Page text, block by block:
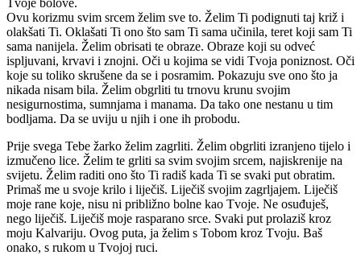
Ovu korizmu svim srcem želim sve to. Želim Ti podignuti taj križ i
olakšati Ti. Oklašati Ti ono što sam Ti sama učinila, teret koji sam Ti
sama nanijela. Želim obrisati te obraze. Obraze koji su odveć
ispljuvani, krvavi i znojni. Oči u kojima se vidi Tvoja poniznost. Oči
koje su toliko skrušene da se i posramim. Pokazuju sve ono što ja
nikada nisam bila. Želim obgrliti tu trnovu krunu svojim
nesigurnostima, sumnjama i manama. Da tako one nestanu u tim
bodljama. Da se uviju u njih i one ih probodu.
Prije svega Tebe žarko želim zagrliti. Želim obgrliti izranjeno tijelo i
izmučeno lice. Želim te grliti sa svim svojim srcem, najiskrenije na
svijetu. Želim raditi ono što Ti radiš kada Ti se svaki put obratim.
Primaš me u svoje krilo i liječiš. Liječiš svojim zagrljajem. Liječiš
moje rane koje, nisu ni približno bolne kao Tvoje. Ne osuđuješ,
nego liječiš. Liječiš moje rasparano srce. Svaki put prolaziš kroz
moju Kalvariju. Ovog puta, ja želim s Tobom kroz Tvoju. Baš
onako, s rukom u Tvojoj ruci.